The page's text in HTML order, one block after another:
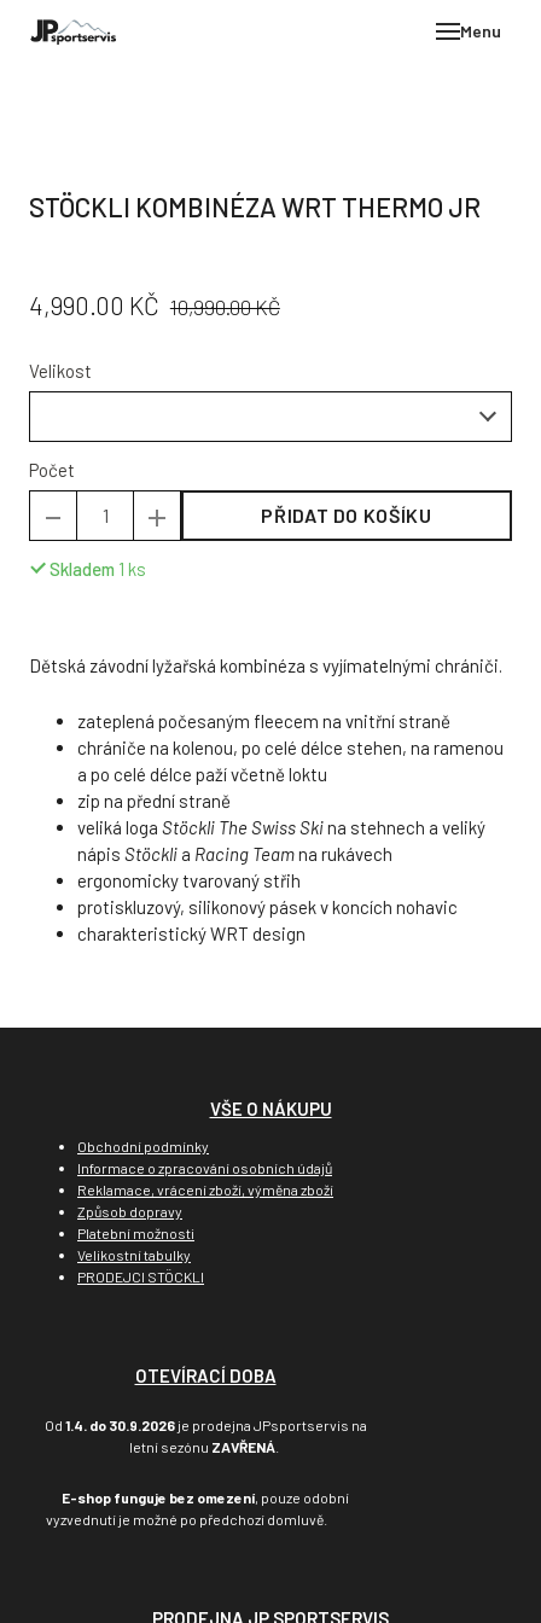
Menu
STÖCKLI KOMBINÉZA WRT THERMO JR
CENA:
4,990.00 KČ PŮVODNÍ
10,990.00 KČ
Velikost
Počet
PŘIDAT DO KOŠÍKU
Skladem 1 ks
Dětská závodní lyžařská kombinéza s vyjímatelnými chrániči.
zateplená počesaným fleecem na vnitřní straně
chrániče na kolenou, po celé délce stehen, na ramenou
a po celé délce paží včetně loktu
zip na přední straně
veliká loga Stöckli The Swiss Skina stehnech a veliký
nápis Stöckli a Racing Teamna rukávech
ergonomicky tvarovaný střih
protiskluzový, silikonový pásek v koncích nohavic
charakteristický WRT design
VŠE O NÁKUPU
Obchodní podmínky
Informace o zpracování osobních údajů
Reklamace, vrácení zboží, výměna zboží
Způsob dopravy
Platební možnosti
Velikostní tabulky
PRODEJCI STÖCKLI
OTEVÍRACÍ DOBA
Od 1.4. do 30.9.2026je prodejna JPsportservis na
letní sezónu ZAVŘENÁ
E-shop funguje bez omezení , pouze odobní
vyzvednutí je možné po předchozí domluvě.
PRODEJNA JP SPORTSERVIS